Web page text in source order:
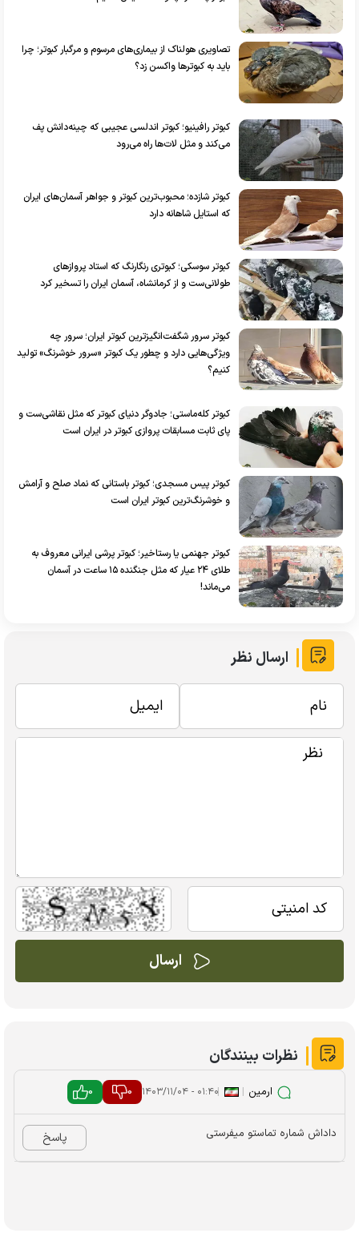
تصاویری هولناک از بیماری‌های مرسوم و مرگبار کبوتر؛ چرا
باید به کبوترها واکسن زد؟
کبوتر رافینیو؛ کبوتر اندلسی عجیبی که چینه‌دانش پف
می‌کند و مثل لات‌ها راه می‌رود
کبوتر شازده؛ محبوب‌ترین کبوتر و جواهر آسمان‌های ایران
که استایل شاهانه دارد
کبوتر سوسکی؛ کبوتری رنگارنگ که استاد پروازهای
طولانی‌ست و از کرمانشاه، آسمان ایران را تسخیر کرد
کبوتر سرور شگفت‌انگیزترین کبوتر ایران؛ سرور چه
ویژگی‌هایی دارد و چطور یک کبوتر «سرور خوشرنگ» تولید
کنیم؟
کبوتر کله‌ماستی؛ جادوگر دنیای کبوتر که مثل نقاشی‌ست و
پای ثابت مسابقات پروازی کبوتر در ایران است
کبوتر پیس مسجدی؛ کبوتر باستانی که نماد صلح و آرامش
و خوشرنگ‌ترین کبوتر ایران است
کبوتر جهنمی یا رستاخیر؛ کبوتر پرشی ایرانی معروف به
طلای ۲۴ عیار که مثل جنگنده ۱۵ ساعت در آسمان
می‌ماند!
ارسال نظر
نظرات بینندگان
ارمین |
|۰۱:۴۰ - ۱۴۰۳/۱۱/۰۴ 0
0
داداش شماره تماستو میفرستی پاسخ